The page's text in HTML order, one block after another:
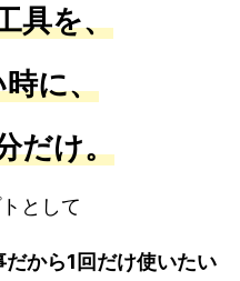
具を、
に、
だけ。
として
だから1回だけ使いたい